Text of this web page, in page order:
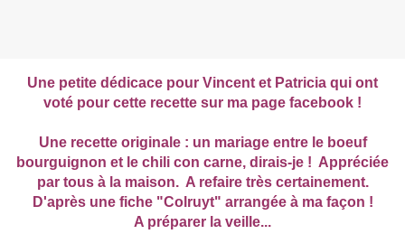
Une petite dédicace pour Vincent et Patricia qui ont
voté pour cette recette sur ma page facebook !
Une recette originale : un mariage entre le boeuf
bourguignon et le chili con carne, dirais-je ! Appréciée
par tous à la maison. A refaire très certainement.
D'après une fiche "Colruyt" arrangée à ma façon !
A préparer la veille...